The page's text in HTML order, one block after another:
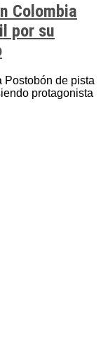
Colombia
por su
Postobón de pista
protagonista